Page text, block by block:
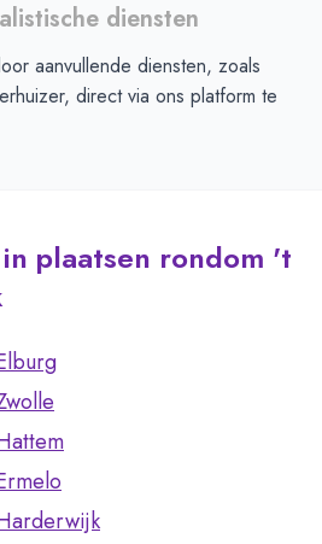
diensten
aanvullende diensten, zoals
direct via ons platform te
plaatsen rondom 't